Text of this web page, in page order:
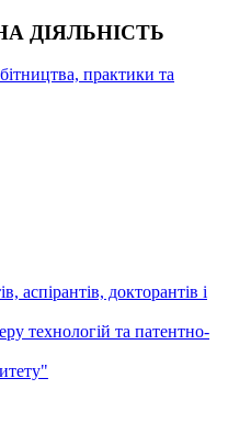
ДІЯЛЬНІСТЬ
практики та
аспірантів, докторантів і
технологій та патентно-